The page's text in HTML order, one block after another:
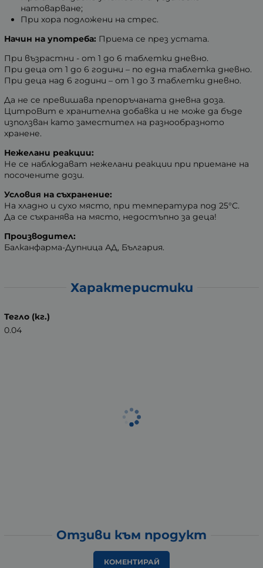
натоварване;
При хора подложени на стрес.
Начин на употреба: Приема се през устата.
При възрастни - от 1 до 6 таблетки дневно.
При деца от 1 до 6 години – по една таблетка дневно.
При деца над 6 години – от 1 до 3 таблетки дневно.
Да не се превишава препоръчаната дневна доза.
ЦитроВит е хранителна добавка и не може да бъде
използван като заместител на разнообразното
хранене.
Нежелани реакции:
Не се наблюдават нежелани реакции при приемане на
посочените дози.
Условия на съхранение:
На хладно и сухо място, при температура под 25°С.
Да се съхранява на място, недостъпно за деца!
Производител:
Балканфарма-Дупница АД, България.
Характеристики
Тегло (кг.)
0.04
Отзиви към продукт
КОМЕНТИРАЙ